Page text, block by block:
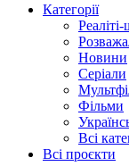
Категорії
Новини
Серіали
Фільми
Всі
Всі проєкти